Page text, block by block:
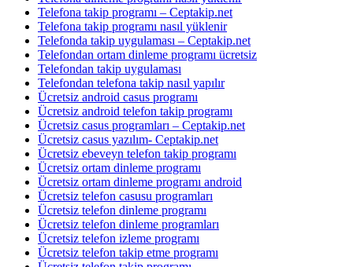
Telefona takip programı – Ceptakip.net
Telefona takip programı nasıl yüklenir
Telefonda takip uygulaması – Ceptakip.net
Telefondan ortam dinleme programı ücretsiz
Telefondan takip uygulaması
Telefondan telefona takip nasıl yapılır
Ücretsiz android casus programı
Ücretsiz android telefon takip programı
Ücretsiz casus programları – Ceptakip.net
Ücretsiz casus yazılım- Ceptakip.net
Ücretsiz ebeveyn telefon takip programı
Ücretsiz ortam dinleme programı
Ücretsiz ortam dinleme programı android
Ücretsiz telefon casusu programları
Ücretsiz telefon dinleme programı
Ücretsiz telefon dinleme programları
Ücretsiz telefon izleme programı
Ücretsiz telefon takip etme programı